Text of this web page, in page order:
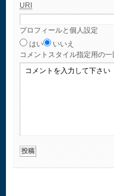
URI
プロフィールと個人設定
はい
いいえ
コメント スタイル指定用の一